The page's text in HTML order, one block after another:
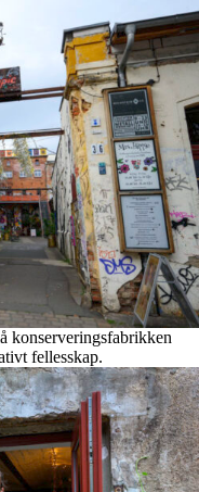
konserveringsfabrikken
fellesskap.